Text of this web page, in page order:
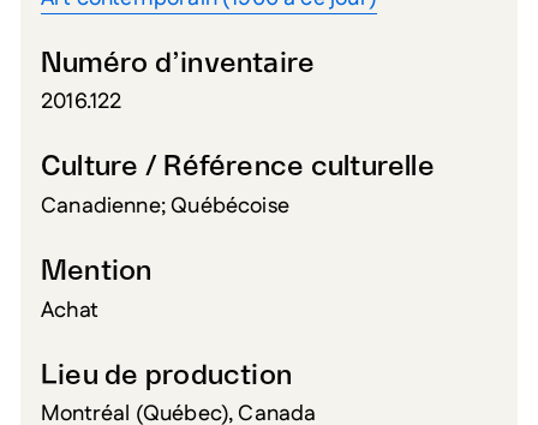
Numéro d’inventaire
2016.122
Culture / Référence culturelle
Canadienne; Québécoise
Mention
Achat
Lieu de production
Montréal (Québec), Canada